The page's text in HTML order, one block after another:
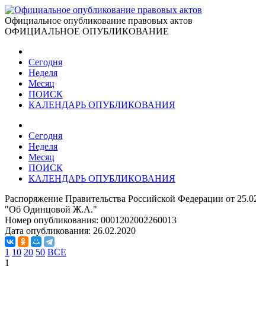
Официальное опубликование правовых актов
ОФИЦИАЛЬНОЕ ОПУБЛИКОВАНИЕ
Сегодня
Неделя
Месяц
ПОИСК
КАЛЕНДАРЬ ОПУБЛИКОВАНИЯ
Сегодня
Неделя
Месяц
ПОИСК
КАЛЕНДАРЬ ОПУБЛИКОВАНИЯ
Распоряжение Правительства Российской Федерации от
"Об Одинцовой Ж.А."
Номер опубликования: 0001202002260013
Дата опубликования: 26.02.2020
1 10 20 50 ВСЕ
1